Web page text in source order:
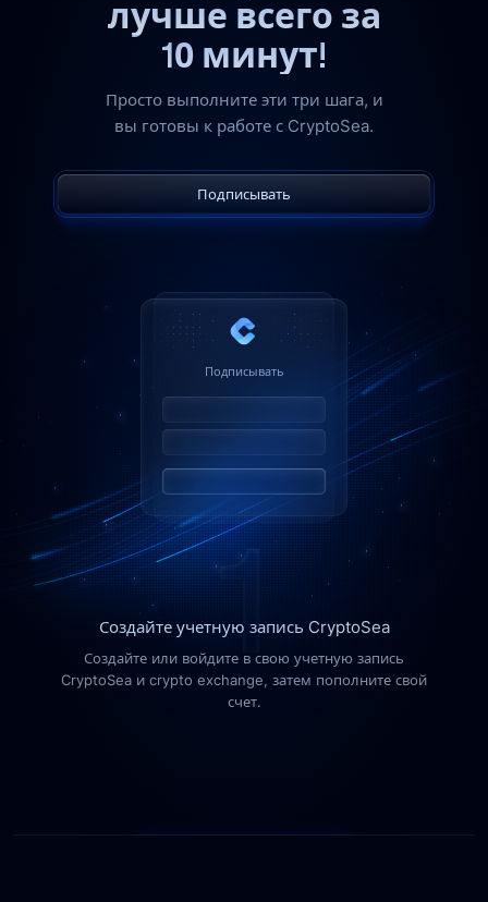
лучше всего за
10 минут!
Просто выполните эти три шага, и
вы готовы к работе с CryptoSea.
Подписывать
Подписывать
Создайте учетную запись CryptoSea
Создайте или войдите в свою учетную запись
CryptoSea и crypto exchange, затем пополните свой
счет.